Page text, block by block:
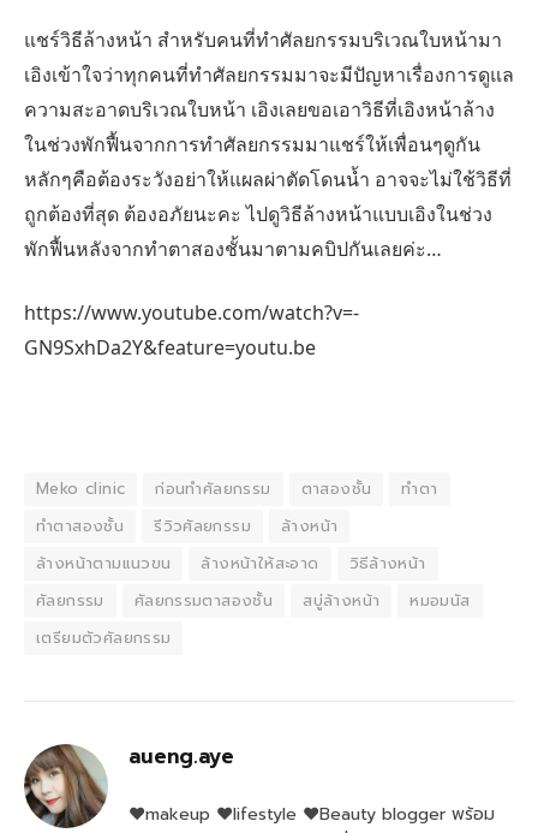
แชร์วิธีล้างหน้า สำหรับคนที่ทำศัลยกรรมบริเวณใบหน้ามา
เอิงเข้าใจว่าทุกคนที่ทำศัลยกรรมมาจะมีปัญหาเรื่องการดูแล
ความสะอาดบริเวณใบหน้า เอิงเลยขอเอาวิธีที่เอิงหน้าล้าง
ในช่วงพักฟื้นจากการทำศัลยกรรมมาแชร์ให้เพื่อนๆดูกัน
หลักๆคือต้องระวังอย่าให้แผลผ่าตัดโดนน้ำ อาจจะไม่ใช้วิธีที่
ถูกต้องที่สุด ต้องอภัยนะคะ ไปดูวิธีล้างหน้าแบบเอิงในช่วง
พักฟื้นหลังจากทำตาสองชั้นมาตามคบิปกันเลยค่ะ…
https://www.youtube.com/watch?v=-
GN9SxhDa2Y&feature=youtu.be
Meko clinic ก่อนทำศัลยกรรม ตาสองชั้น
ทำตา
ทำตาสองชั้น
รีวิวศัลยกรรม
ล้างหน้า
ล้างหน้าตามแนวขน
ล้างหน้าให้สะอาด
วิธีล้างหน้า
ศัลยกรรม
ศัลยกรรมตาสองชั้น สบู่ล้างหน้า
หมอมนัส
เตรียมตัวศัลยกรรม
aueng.aye
♥makeup ♥lifestyle ♥Beauty blogger พร้อม